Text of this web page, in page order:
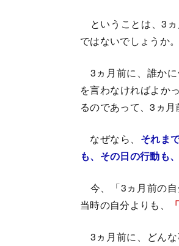
ということは、3
ではないでしょうか。
3ヵ月前に、誰かに
を言わなければよか
るのであって、3ヵ
なぜなら、 それま
も、その日の行動も
今、「3ヵ月前の自
当時の自分よりも、
3ヵ月前に、どん